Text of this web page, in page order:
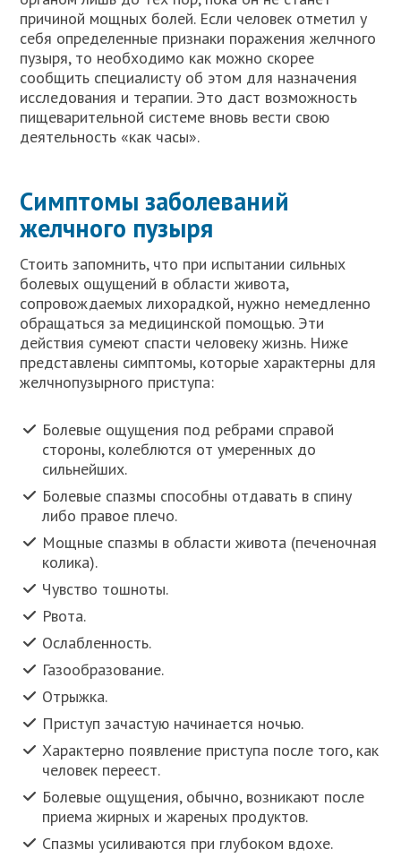
причиной мощных болей. Если человек отметил у
себя определенные признаки поражения желчного
пузыря, то необходимо как можно скорее
сообщить специалисту об этом для назначения
исследования и терапии. Это даст возможность
пищеварительной системе вновь вести свою
деятельность «как часы».
Симптомы заболеваний
желчного пузыря
Стоить запомнить, что при испытании сильных
болевых ощущений в области живота,
сопровождаемых лихорадкой, нужно немедленно
обращаться за медицинской помощью. Эти
действия сумеют спасти человеку жизнь. Ниже
представлены симптомы, которые характерны для
желчнопузырного приступа:
Болевые ощущения под ребрами справой
стороны, колеблются от умеренных до
сильнейших.
Болевые спазмы способны отдавать в спину
либо правое плечо.
Мощные спазмы в области живота (печеночная
колика).
Чувство тошноты.
Рвота.
Ослабленность.
Газообразование.
Отрыжка.
Приступ зачастую начинается ночью.
Характерно появление приступа после того, как
человек переест.
Болевые ощущения, обычно, возникают после
приема жирных и жареных продуктов.
Спазмы усиливаются при глубоком вдохе.